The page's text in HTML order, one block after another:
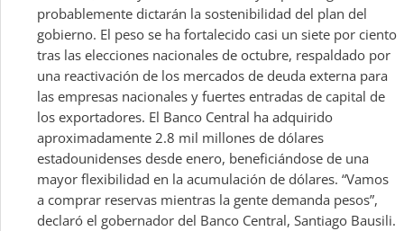
probablemente dictarán la sostenibilidad del plan del
gobierno. El peso se ha fortalecido casi un siete por ciento
tras las elecciones nacionales de octubre, respaldado por
una reactivación de los mercados de deuda externa para
las empresas nacionales y fuertes entradas de capital de
los exportadores. El Banco Central ha adquirido
aproximadamente 2.8 mil millones de dólares
estadounidenses desde enero, beneficiándose de una
mayor flexibilidad en la acumulación de dólares. “Vamos
a comprar reservas mientras la gente demanda pesos”,
declaró el gobernador del Banco Central, Santiago Bausili.